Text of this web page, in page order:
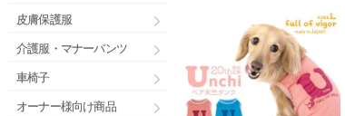
皮膚保護服
介護服・マナーパンツ
車椅子
オーナー様向け商品